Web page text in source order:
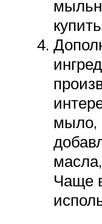
мыло,
Чаще